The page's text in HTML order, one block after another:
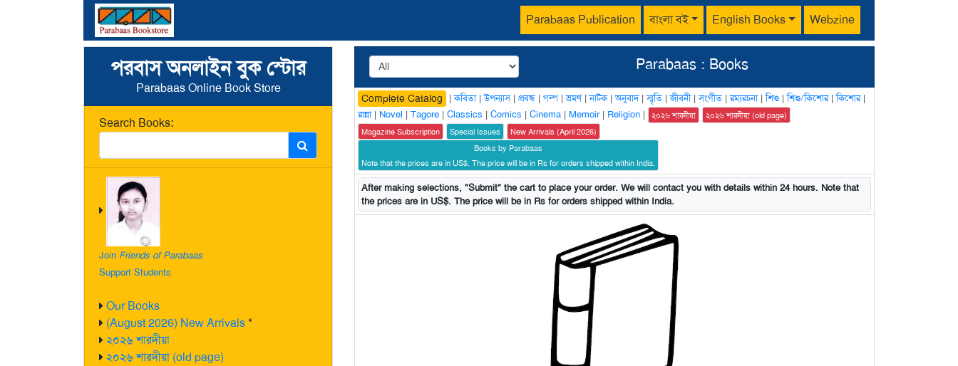
Parabaas Publication বাংলা বই English Books Webzine
পরবাস অনলাইন বুক স্টোর
Parabaas Online Book Store
Search Books:
Join Friends of Parabaas
Support Students
Our Books
(August 2026) New Arrivals*
২০২৬ শারদীয়া
২০২৬ শারদীয়া (old page)
Parabaas : Books
Complete Catalog |কবিতা|উপন্যাস| প্রবন্ধ | গল্প |ভ্রমণ|নাটক |অনুবাদ|স্মৃতি |জীবনী|সংগীত |রম্যরচনা|শিশু |শিশু/কিশোর|কিশোর|
রান্না| Novel | Tagore | Classics | Comics | Cinema | Memoir| Religion | ২০২৬ শারদীয়া
২০২৬ শারদীয়া (old page)
Magazine Subscription
Special Issues
New Arrivals (April 2026)
Books by Parabaas
Note that the prices are in US$. The price will be in Rs for orders shipped within India.
After making selections, "Submit" the cart to place your order. We will contact you with details within 24 hours. Note that
the prices are in US$. The price will be in Rs for orders shipped within India.